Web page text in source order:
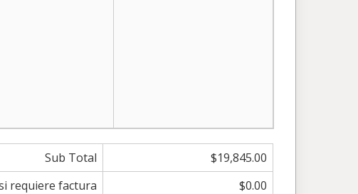
Sub Total
$19,845.00
requiere factura
$0.00